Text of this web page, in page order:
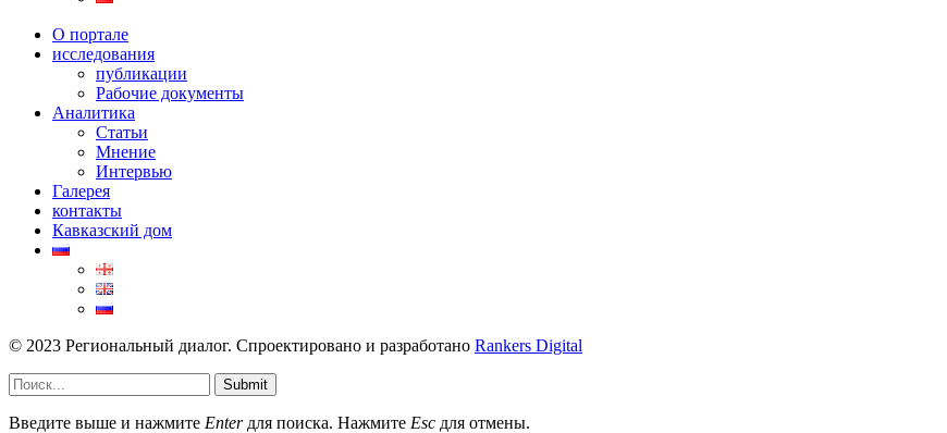
О портале
исследования
публикации
Рабочие документы
Аналитика
Статьи
Мнение
Интервью
Галерея
контакты
Кавказский дом
© 2023 Региональный диалог. Спроектировано и разработано Rankers Digital
Submit
Введите выше и нажмите Enterдля поиска. Нажмите Esc для отмены.